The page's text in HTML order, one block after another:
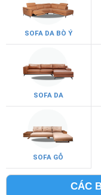
SOFA DA BÒ Ý
SOFA DA
SOFA GỖ
CÁC